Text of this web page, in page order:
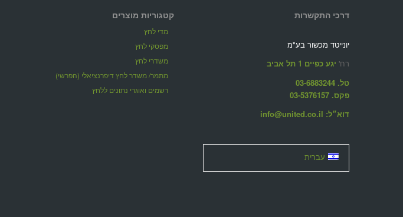
קטגוריות מוצרים
מדי לחץ
מפסקי לחץ
משדרי לחץ
מתמר/ משדר לחץ דיפרנציאלי (הפרשי)
רשמים ואוגרי נתונים ללחץ
דרכי התקשרות
יונייטד מכשור בע"מ
רח' יגע כפיים 1 תל אביב
טל. 03-6883244
פקס. 03-5376157
דוא״ל: info@united.co.il
עברית